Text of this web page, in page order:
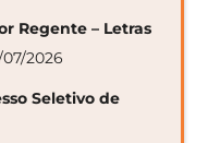
Regente – Letras
07/2026
Seletivo de